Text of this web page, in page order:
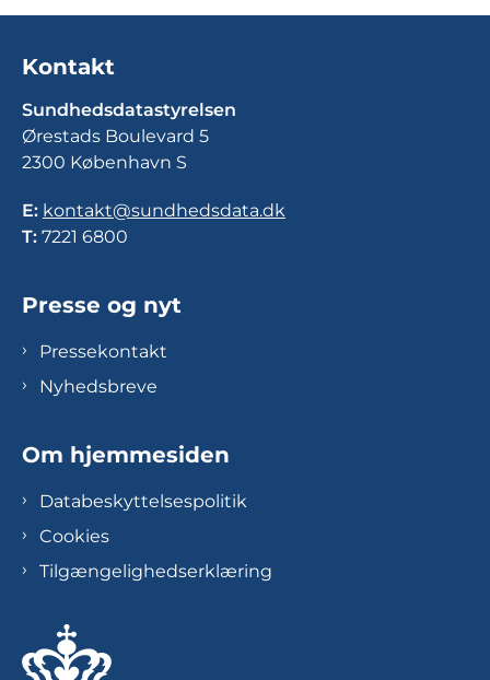
Kontakt
Sundhedsdatastyrelsen
Ørestads Boulevard 5
2300 København S
E: kontakt@sundhedsdata.dk
T: 7221 6800
Presse og nyt
Pressekontakt
Nyhedsbreve
Om hjemmesiden
Databeskyttelsespolitik
Cookies
Tilgængelighedserklæring